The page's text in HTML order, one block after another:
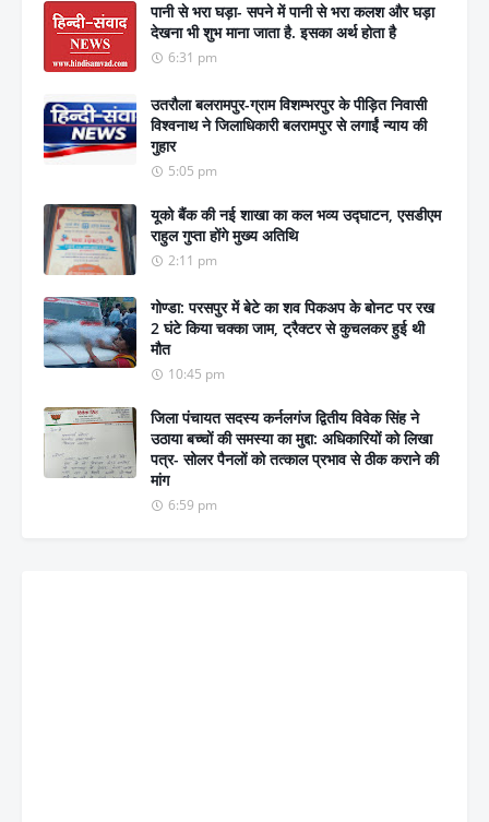
पानी से भरा घड़ा- सपने में पानी से भरा कलश और घड़ा
देखना भी शुभ माना जाता है. इसका अर्थ होता है
6:31 pm
उतरौला बलरामपुर-ग्राम विशम्भरपुर के पीड़ित निवासी
विश्वनाथ ने जिलाधिकारी बलरामपुर से लगाईं न्याय की
गुहार
5:05 pm
यूको बैंक की नई शाखा का कल भव्य उद्घाटन, एसडीएम
राहुल गुप्ता होंगे मुख्य अतिथि
2:11 pm
गोण्डा: परसपुर में बेटे का शव पिकअप के बोनट पर रख
2 घंटे किया चक्का जाम, ट्रैक्टर से कुचलकर हुई थी
मौत
10:45 pm
जिला पंचायत सदस्य कर्नलगंज द्वितीय विवेक सिंह ने
उठाया बच्चों की समस्या का मुद्दा: अधिकारियों को लिखा
पत्र- सोलर पैनलों को तत्काल प्रभाव से ठीक कराने की
मांग
6:59 pm